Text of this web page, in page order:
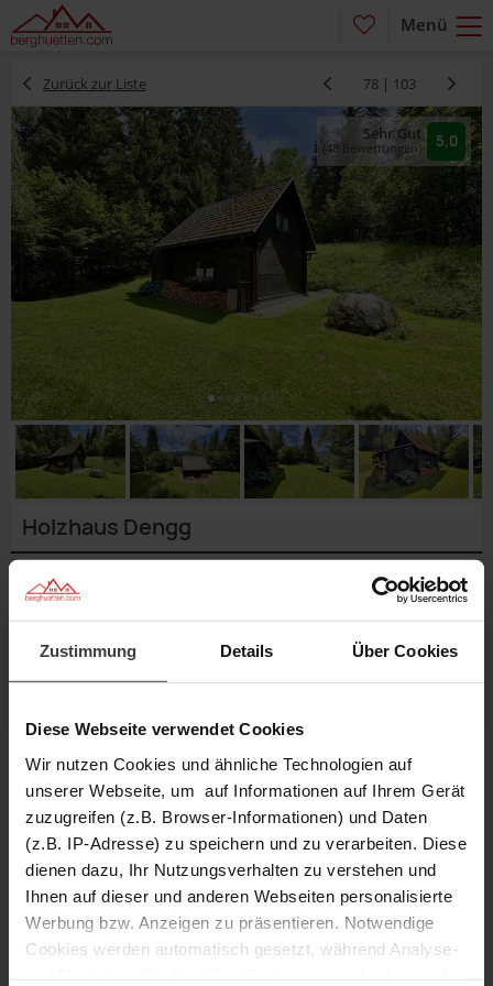
Zustimmung Details Über Cookies
Diese Webseite verwendet Cookies
Wir nutzen Cookies und ähnliche Technologien auf
unserer Webseite, um auf Informationen auf Ihrem Gerät
zuzugreifen (z.B. Browser-Informationen) und Daten
(z.B. IP-Adresse) zu speichern und zu verarbeiten. Diese
dienen dazu, Ihr Nutzungsverhalten zu verstehen und
Ihnen auf dieser und anderen Webseiten personalisierte
Werbung bzw. Anzeigen zu präsentieren. Notwendige
Cookies werden automatisch gesetzt, während Analyse-
Menü
Zurück zur Liste 78 | 103
5,0
Sehr Gut
(48 Bewertungen)
Holzhaus Dengg
an,
Verfügbarkeit prüfen
4 Personen 1 Schlafzimmer
45 m² Größe 900 m Höhe
Beschreibung
Außenansicht
1/23 Außenansicht
2/23 Garten
3/23 Außenansicht
Außenansicht
mit
Sitzecke
und
Feuerkorb
5/23
Küche
mit
Eckbank
6/23
Blick
aus
der
Küche
zum
Wohnbereich
7/23
8/23
Wohnküche
mit
Elektroherd
und
Holzofen
9/23
Wohnbereich
mit
Sofa
10/23
Schlafzimmer
Dachgeschoß
11/23
Schlafzimmer
im
Schlafzimmer
im
Schlafzimmer
im
Badezimmer
Sitzecke
im